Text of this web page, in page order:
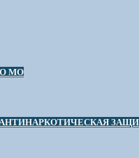
МО